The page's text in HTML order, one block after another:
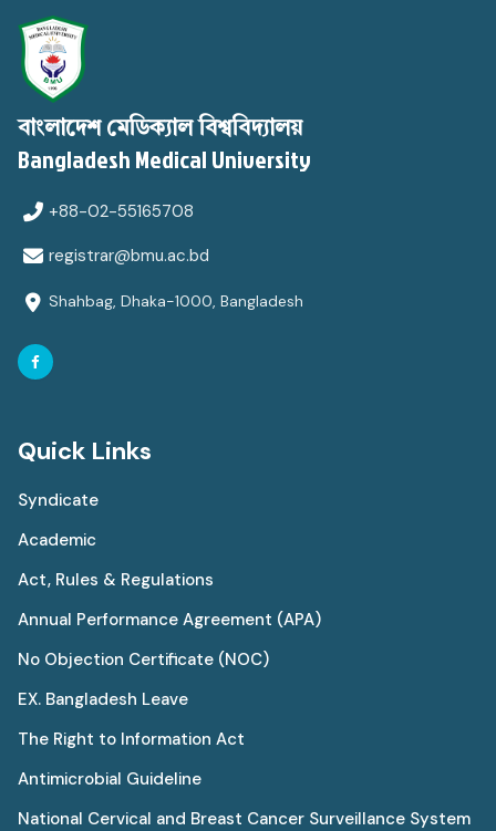
বাংলাদেশ মেডিক্যাল বিশ্ববিদ্যালয়
Bangladesh Medical University
+88-02-55165708
registrar@bmu.ac.bd
Shahbag, Dhaka-1000, Bangladesh
Quick Links
Syndicate
Academic
Act, Rules & Regulations
Annual Performance Agreement (APA)
No Objection Certificate (NOC)
EX. Bangladesh Leave
The Right to Information Act
Antimicrobial Guideline
National Cervical and Breast Cancer Surveillance System